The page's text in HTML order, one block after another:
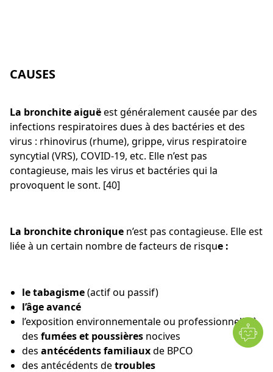
CAUSES
La bronchite aiguëest généralement causée par des
infections respiratoires dues à des bactéries et des
virus : rhinovirus (rhume), grippe, virus respiratoire
syncytial (VRS), COVID-19, etc. Elle n’est pas
contagieuse, mais les virus et bactéries qui la
provoquent le sont. [40]
La bronchite chronique n’est pas contagieuse. Elle est
liée à un certain nombre de facteurs de risque :
le tabagisme(actif ou passif)
l’âge avancé
l’exposition environnementale ou professionnelle à
des fumées et poussières nocives
des antécédents familiauxde BPCO
des antécédents detroubles